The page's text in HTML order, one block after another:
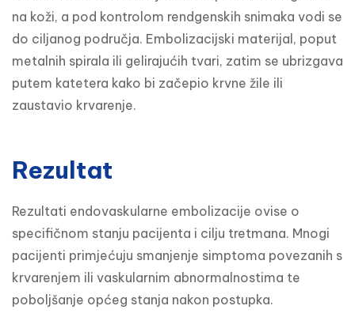
na koži, a pod kontrolom rendgenskih snimaka vodi se
do ciljanog područja. Embolizacijski materijal, poput
metalnih spirala ili gelirajućih tvari, zatim se ubrizgava
putem katetera kako bi začepio krvne žile ili
zaustavio krvarenje.
Rezultat
Rezultati endovaskularne embolizacije ovise o
specifičnom stanju pacijenta i cilju tretmana. Mnogi
pacijenti primjećuju smanjenje simptoma povezanih s
krvarenjem ili vaskularnim abnormalnostima te
poboljšanje općeg stanja nakon postupka.